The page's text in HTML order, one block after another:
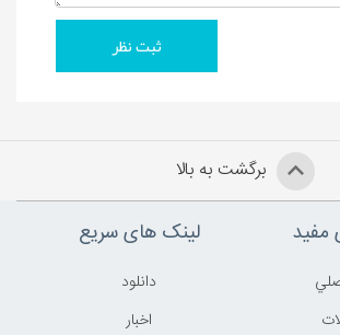
برگشت به بالا
مفید لینک های سریع
دانلود
اخبار